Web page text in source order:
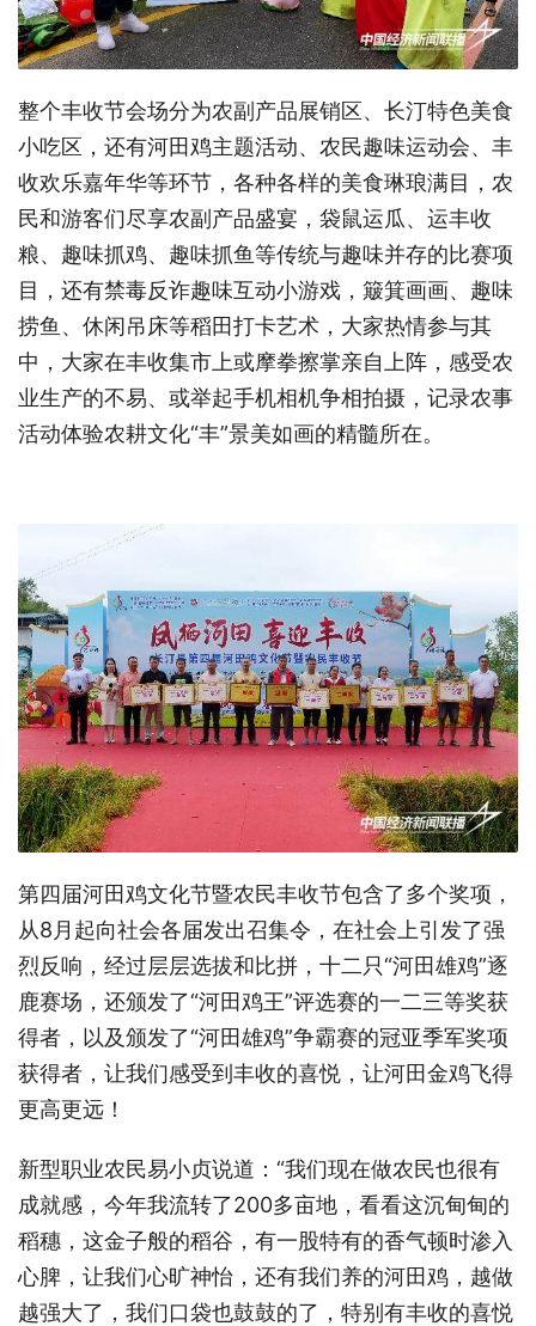
整个丰收节会场分为农副产品展销区、长汀特色美食
小吃区，还有河田鸡主题活动、农民趣味运动会、丰
收欢乐嘉年华等环节，各种各样的美食琳琅满目，农
民和游客们尽享农副产品盛宴，袋鼠运瓜、运丰收
粮、趣味抓鸡、趣味抓鱼等传统与趣味并存的比赛项
目，还有禁毒反诈趣味互动小游戏，簸箕画画、趣味
捞鱼、休闲吊床等稻田打卡艺术，大家热情参与其
中，大家在丰收集市上或摩拳擦掌亲自上阵，感受农
业生产的不易、或举起手机相机争相拍摄，记录农事
活动体验农耕文化“丰”景美如画的精髓所在。
第四届河田鸡文化节暨农民丰收节包含了多个奖项，
从8月起向社会各届发出召集令，在社会上引发了强
烈反响，经过层层选拔和比拼，十二只“河田雄鸡”逐
鹿赛场，还颁发了“河田鸡王”评选赛的一二三等奖获
得者，以及颁发了“河田雄鸡”争霸赛的冠亚季军奖项
获得者，让我们感受到丰收的喜悦，让河田金鸡飞得
更高更远！
新型职业农民易小贞说道：“我们现在做农民也很有
成就感，今年我流转了200多亩地，看看这沉甸甸的
稻穗，这金子般的稻谷，有一股特有的香气顿时渗入
心脾，让我们心旷神怡，还有我们养的河田鸡，越做
越强大了，我们口袋也鼓鼓的了，特别有丰收的喜悦